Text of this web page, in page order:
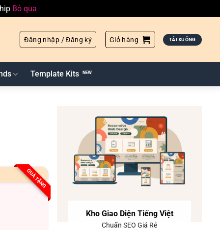
Bỏ qua
Đăng nhập / Đăng ký Giỏ hàng TẢI XUỐNG
Template Kits
QUÀ TẶNG
Kho Giao Diện Tiếng Việt
Chuẩn SEO Giá Rẻ